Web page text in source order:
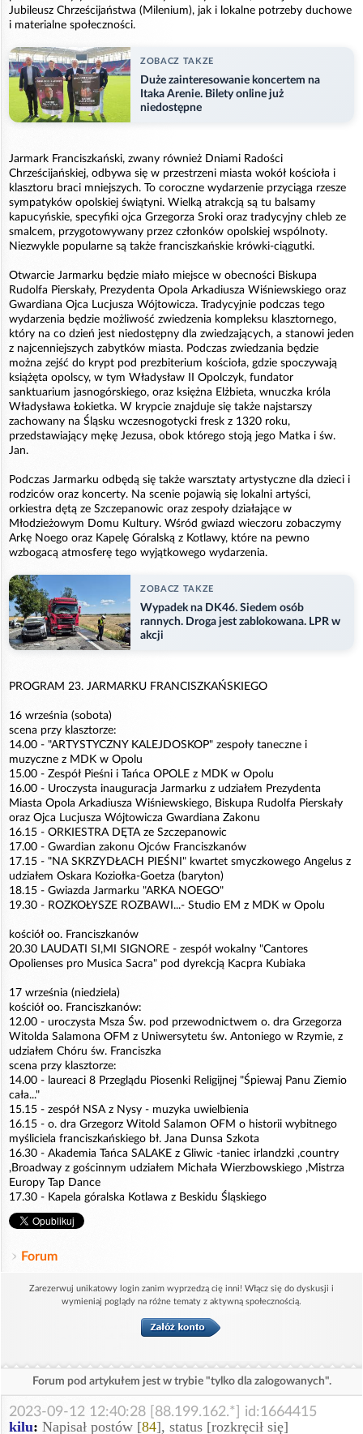
Jubileusz Chrześcijaństwa (Milenium), jak i lokalne potrzeby duchowe
i materialne społeczności.
ZOBACZ TAKZE
Duże zainteresowanie koncertem na
Itaka Arenie. Bilety online już
niedostępne
Jarmark Franciszkański, zwany również Dniami Radości
Chrześcijańskiej, odbywa się w przestrzeni miasta wokół kościoła i
klasztoru braci mniejszych. To coroczne wydarzenie przyciąga rzesze
sympatyków opolskiej świątyni. Wielką atrakcją są tu balsamy
kapucyńskie, specyfiki ojca Grzegorza Sroki oraz tradycyjny chleb ze
smalcem, przygotowywany przez członków opolskiej wspólnoty.
Niezwykle popularne są także franciszkańskie krówki-ciągutki.
Otwarcie Jarmarku będzie miało miejsce w obecności Biskupa
Rudolfa Pierskały, Prezydenta Opola Arkadiusza Wiśniewskiego oraz
Gwardiana Ojca Lucjusza Wójtowicza. Tradycyjnie podczas tego
wydarzenia będzie możliwość zwiedzenia kompleksu klasztornego,
który na co dzień jest niedostępny dla zwiedzających, a stanowi jeden
z najcenniejszych zabytków miasta. Podczas zwiedzania będzie
można zejść do krypt pod prezbiterium kościoła, gdzie spoczywają
książęta opolscy, w tym Władysław II Opolczyk, fundator
sanktuarium jasnogórskiego, oraz księżna Elżbieta, wnuczka króla
Władysława Łokietka. W krypcie znajduje się także najstarszy
zachowany na Śląsku wczesnogotycki fresk z 1320 roku,
przedstawiający mękę Jezusa, obok którego stoją jego Matka i św.
Jan.
Podczas Jarmarku odbędą się także warsztaty artystyczne dla dzieci i
rodziców oraz koncerty. Na scenie pojawią się lokalni artyści,
orkiestra dętą ze Szczepanowic oraz zespoły działające w
Młodzieżowym Domu Kultury. Wśród gwiazd wieczoru zobaczymy
Arkę Noego oraz Kapelę Góralską z Kotlawy, które na pewno
wzbogacą atmosferę tego wyjątkowego wydarzenia.
ZOBACZ TAKZE
Wypadek na DK46. Siedem osób
rannych. Droga jest zablokowana. LPR w
akcji
PROGRAM 23. JARMARKU FRANCISZKAŃSKIEGO
16 września (sobota)
scena przy klasztorze:
14.00 - "ARTYSTYCZNY KALEJDOSKOP" zespoły taneczne i
muzyczne z MDK w Opolu
15.00 - Zespół Pieśni i Tańca OPOLE z MDK w Opolu
16.00 - Uroczysta inauguracja Jarmarku z udziałem Prezydenta
Miasta Opola Arkadiusza Wiśniewskiego, Biskupa Rudolfa Pierskały
oraz Ojca Lucjusza Wójtowicza Gwardiana Zakonu
16.15 - ORKIESTRA DĘTA ze Szczepanowic
17.00 - Gwardian zakonu Ojców Franciszkanów
17.15 - "NA SKRZYDŁACH PIEŚNI" kwartet smyczkowego Angelus z
udziałem Oskara Koziołka-Goetza (baryton)
18.15 - Gwiazda Jarmarku "ARKA NOEGO"
19.30 - ROZKOŁYSZE ROZBAWI...- Studio EM z MDK w Opolu
kościół oo. Franciszkanów
20.30 LAUDATI SI,MI SIGNORE - zespół wokalny "Cantores
Opolienses pro Musica Sacra" pod dyrekcją Kacpra Kubiaka
17 września (niedziela)
kościół oo. Franciszkanów:
12.00 - uroczysta Msza Św. pod przewodnictwem o. dra Grzegorza
Witolda Salamona OFM z Uniwersytetu św. Antoniego w Rzymie, z
udziałem Chóru św. Franciszka
scena przy klasztorze:
14.00 - laureaci 8 Przeglądu Piosenki Religijnej "Śpiewaj Panu Ziemio
cała..."
15.15 - zespół NSA z Nysy - muzyka uwielbienia
16.15 - o. dra Grzegorz Witold Salamon OFM o historii wybitnego
myśliciela franciszkańskiego bł. Jana Dunsa Szkota
16.30 - Akademia Tańca SALAKE z Gliwic -taniec irlandzki ,country
,Broadway z gościnnym udziałem Michała Wierzbowskiego ,Mistrza
Europy Tap Dance
17.30 - Kapela góralska Kotlawa z Beskidu Śląskiego
Forum
Zarezerwuj unikatowy login zanim wyprzedzą cię inni! Włącz się do dyskusji i
wymieniaj poglądy na różne tematy z aktywną społecznością.
Forum pod artykułem jest w trybie "tylko dla zalogowanych".
2023-09-12 12:40:28 [88.199.162.*] id:1664415
kilu: Napisał postów [84], status [rozkręcił się]